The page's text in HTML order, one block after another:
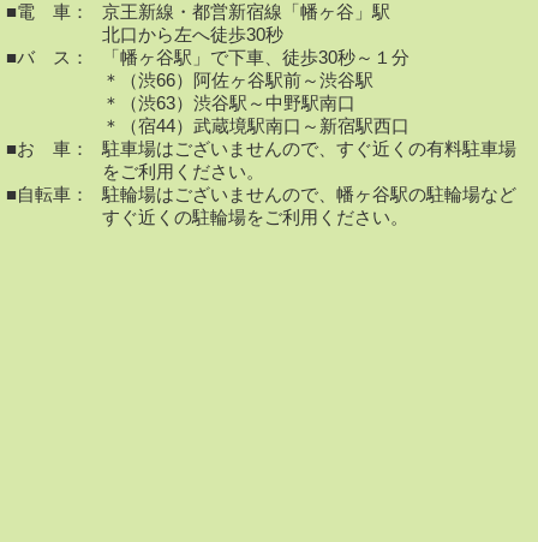
■電 車：
京王新線・都営新宿線「幡ヶ谷」駅
北口から左へ徒歩30秒
■バ ス：
「幡ヶ谷駅」で下車、徒歩30秒～１分
＊（渋66）阿佐ヶ谷駅前～渋谷駅
＊（渋63）渋谷駅～中野駅南口
＊（宿44）武蔵境駅南口～新宿駅西口
■お 車：
駐車場はございませんので、すぐ近くの有料駐車場
をご利用ください。
■自転車：
駐輪場はございませんので、幡ヶ谷駅の駐輪場など
すぐ近くの駐輪場をご利用ください。